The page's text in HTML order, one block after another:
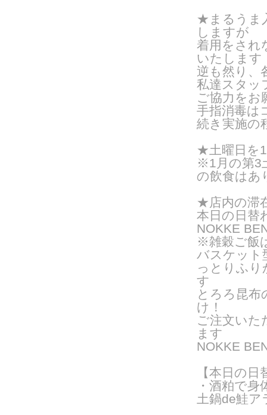
★ まるうま
しますが
着用をされ
いたします
逆も然り、
私達スタッ
ご協力をお
手指消毒は
続き実施の
★土曜日を
※1月の第3
の飲食はあ
★店内の滞
本日の日替
NOKKE
※雑穀ご飯
バスケット
っとりふり
す
とろろ昆布
け！
ご注文いた
ま す
NOKKE
【本日の
・酒粕で
土鍋de鮭ア